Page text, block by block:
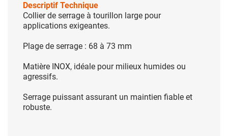
Descriptif Technique
Collier de serrage à tourillon large pour
applications exigeantes.
Plage de serrage : 68 à 73 mm
Matière INOX, idéale pour milieux humides ou
agressifs.
Serrage puissant assurant un maintien fiable et
robuste.